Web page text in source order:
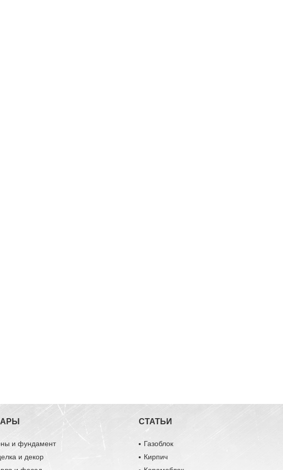
и фундамент
и декор
СТАТЬИ
Газоблок
Кирпич